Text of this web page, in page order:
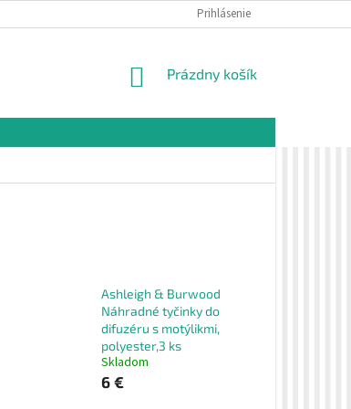
VZORKOVÁ PREDAJŇA
Prihlásenie
NÁKUPNÝ
Prázdny košík
Ashleigh & Burwood
Náhradné tyčinky do
difuzéru s motýlikmi,
polyester,3 ks
Skladom
6 €